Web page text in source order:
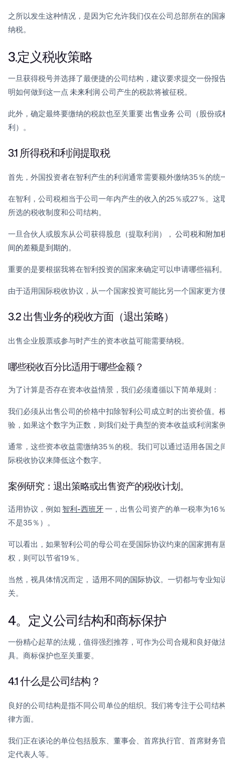
之所以发生这种情况，是因为它允许我们仅在公司总部所在的国
纳税。
3.定义税收策略
一旦获得税号并选择了最便捷的公司结构，建议要求提交一份报
明如何做到这一点 未来利润 公司产生的税款将被征税。
此外，确定最终要缴纳的税款也至关重要 出售业务 公司（股份或
利）。
3.1 所得税和利润提取税
首先，外国投资者在智利产生的利润通常需要额外缴纳35％的统
在智利，公司税相当于公司一年内产生的收入的25％或27％。这
所选的税收制度和公司结构。
一旦合伙人或股东从公司获得股息（提取利润）， 公司税和附加
间的差额是到期的。
重要的是要根据我将在智利投资的国家来确定可以申请哪些福利
由于适用国际税收协议，从一个国家投资可能比另一个国家更方
3.2 出售业务的税收方面（退出策略）
出售企业股票或参与时产生的资本收益可能需要纳税。
哪些税收百分比适用于哪些金额？
为了计算是否存在资本收益情景，我们必须遵循以下简单规则：
我们必须从出售公司的价格中扣除智利公司成立时的出资价值。
验，如果这个数字为正数，则我们处于典型的资本收益或利润案
通常，这些资本收益需缴纳35％的税。我们可以通过适用各国之
际税收协议来降低这个数字。
案例研究：退出策略或出售资产的税收计划。
适用协议，例如 智利-西班牙一，出售公司资产的单一税率为16
不是35％）。
可以看出，如果智利公司的母公司在受国际协议约束的国家拥有
权，则可以节省19％。
当然，视具体情况而定， 适用不同的国际协议。一切都与专业知
关。
4。定义公司结构和商标保护
一份精心起草的法规，值得强烈推荐，可作为公司合规和良好做
具。商标保护也至关重要。
4.1 什么是公司结构？
良好的公司结构是指不同公司单位的组织。我们将专注于公司结
律方面。
我们正在谈论的单位包括股东、董事会、首席执行官、首席财务
定代表人等。